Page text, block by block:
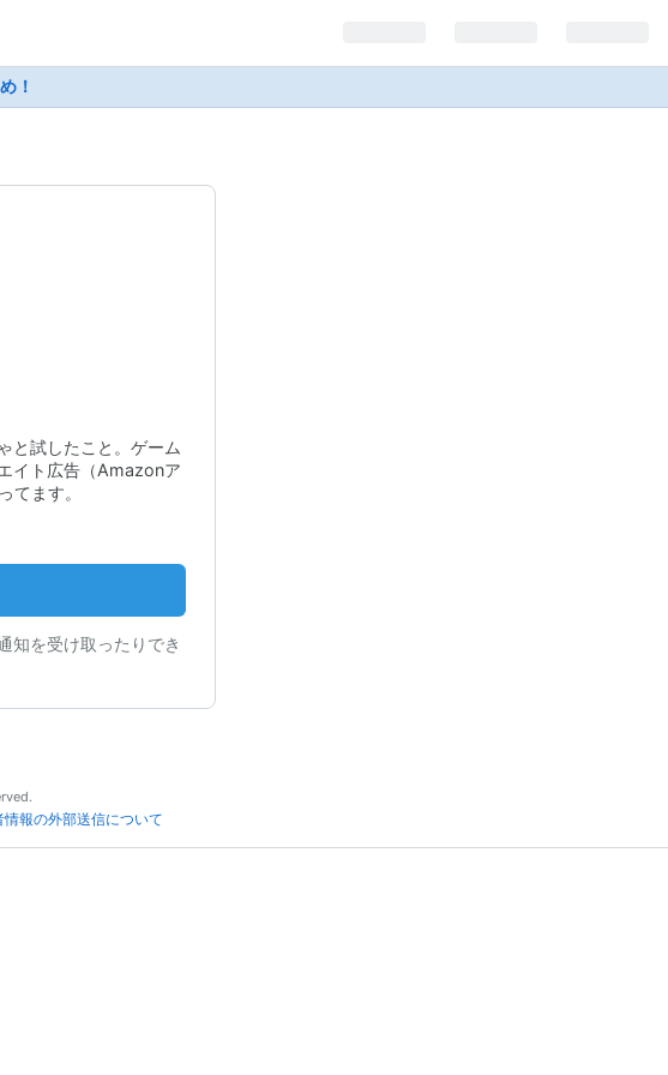
！
と試したこと。ゲーム
イト広告（Amazonア
てます。
知を受け取ったりでき
情報の外部送信について